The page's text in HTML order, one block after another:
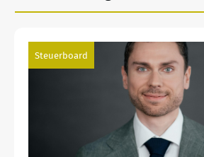
Steuerboard